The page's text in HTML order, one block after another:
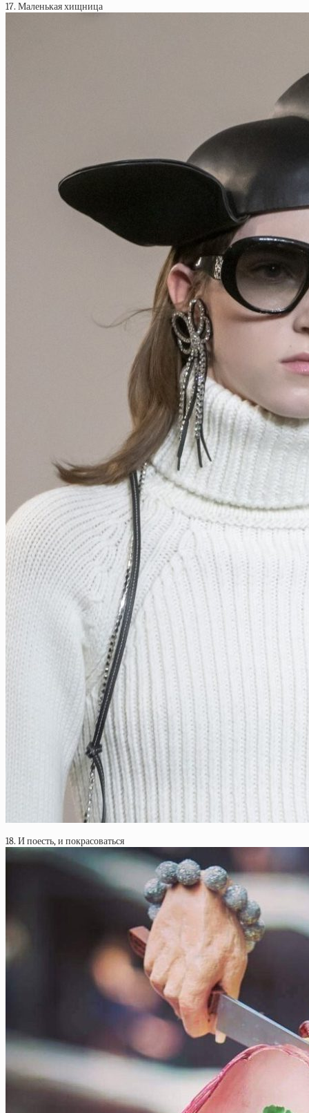
17. Маленькая хищница
18. И поесть, и покрасоваться